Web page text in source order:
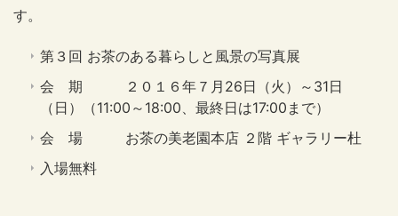
す。
第３回 お茶のある暮らしと風景の写真展
会 期 ２０１６年７月26日（火）～31日
（日）（11:00～18:00、最終日は17:00まで）
会 場 お茶の美老園本店 ２階 ギャラリー杜
入場無料